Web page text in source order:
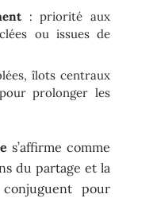
: priorité aux
ou issues de
îlots centraux
prolonger les
s’affirme comme
du partage et la
pour